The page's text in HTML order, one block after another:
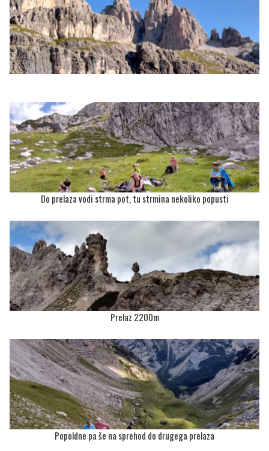
Do prelaza vodi strma pot, tu strmina nekoliko popusti
Prelaz 2200m
Popoldne pa še na sprehod do drugega prelaza